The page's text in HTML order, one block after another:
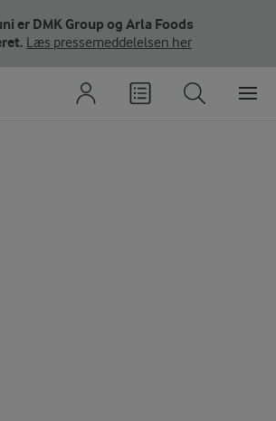
er DMK Group og Arla Foods
Læs pressemeddelelsen her